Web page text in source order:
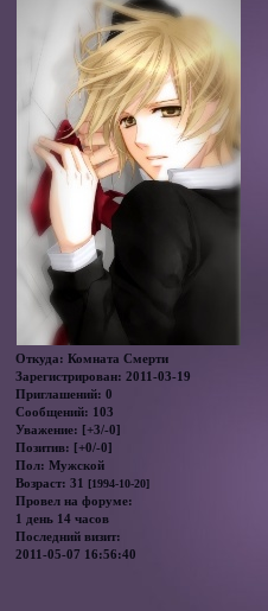
Откуда: Комната Смерти
Зарегистрирован: 2011-03-19
Приглашений: 0
Сообщений: 103
Уважение: [+3/-0]
Позитив: [+0/-0]
Пол: Мужской
Возраст: 31 [1994-10-20]
Провел на форуме:
1 день 14 часов
Последний визит:
2011-05-07 16:56:40